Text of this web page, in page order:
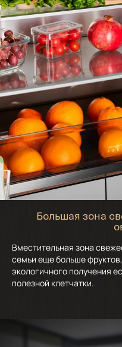
Большая зона
Вместительная зона
семьи еще больше
экологичного получения
полезной клетчатки.